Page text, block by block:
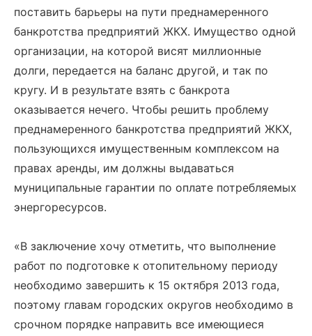
поставить барьеры на пути преднамеренного
банкротства предприятий ЖКХ. Имущество одной
организации, на которой висят миллионные
долги, передается на баланс другой, и так по
кругу. И в результате взять с банкрота
оказывается нечего. Чтобы решить проблему
преднамеренного банкротства предприятий ЖКХ,
пользующихся имущественным комплексом на
правах аренды, им должны выдаваться
муниципальные гарантии по оплате потребляемых
энергоресурсов.
«В заключение хочу отметить, что выполнение
работ по подготовке к отопительному периоду
необходимо завершить к 15 октября 2013 года,
поэтому главам городских округов необходимо в
срочном порядке направить все имеющиеся